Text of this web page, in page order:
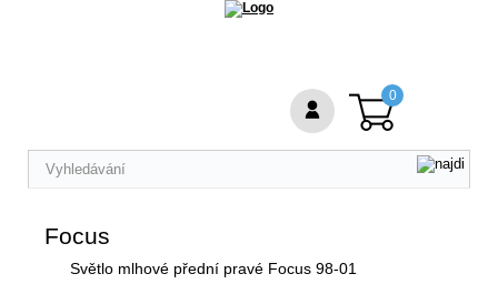
Focus
Světlo mlhové přední pravé Focus 98-01
0